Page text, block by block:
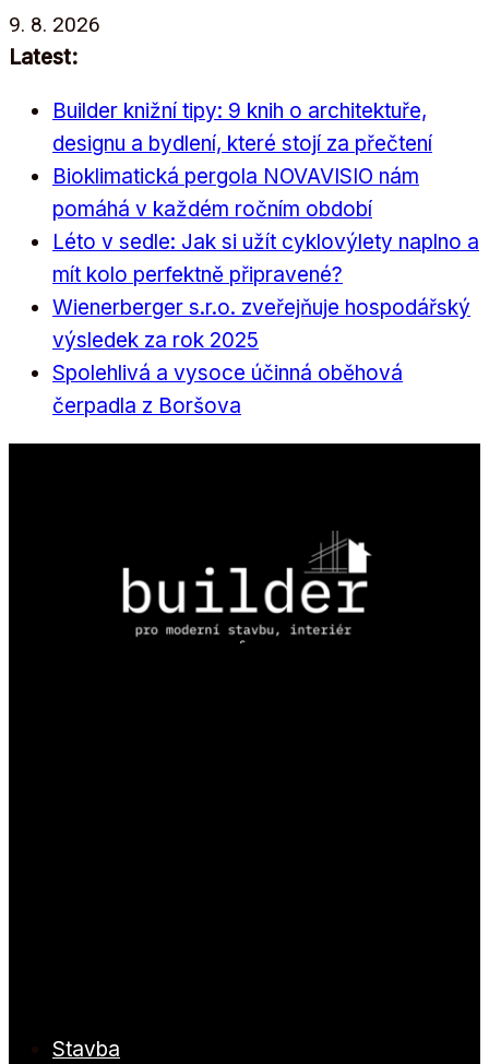
Přeskočit
na
9. 8. 2026
Latest:
Builder knižní tipy: 9 knih o architektuře,
designu a bydlení, které stojí za přečtení
Bioklimatická pergola NOVAVISIO nám
pomáhá v každém ročním období
Léto v sedle: Jak si užít cyklovýlety naplno a
mít kolo perfektně připravené?
Wienerberger s.r.o. zveřejňuje hospodářský
výsledek za rok 2025
Spolehlivá a vysoce účinná oběhová
čerpadla z Boršova
Stavba